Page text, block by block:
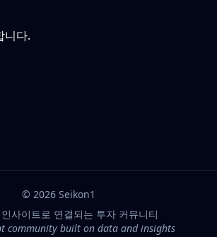
니다.
© 2026 Seikon1
사이트로 연결되는 투자 커뮤니티
community built on data and insights